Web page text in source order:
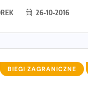
26-10-2016
BIEGI ZAGRANICZNE